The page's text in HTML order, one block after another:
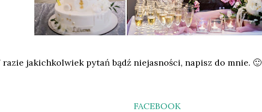
razie jakichkolwiek pytań bądź niejasności, napisz do mnie. 🙂
FACEBOOK